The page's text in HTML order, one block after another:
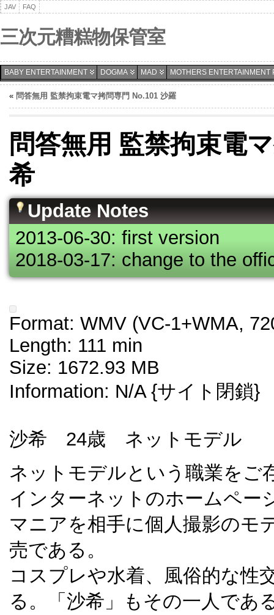
JAV FAQ
三次元糟糕物保管室
BABY ENTERTAINMENT DOGMA MAD MOTHERS ENTERTAINMENT
« 問答無用 監禁拘束電マ拷問専門 No.101 沙羅
問答無用 監禁拘束電
希
Update Notes
2013-06-30: first version
2018-03-17: change to the
Format: WMV (VC-1+WMA,
Length: 111 min
Size: 1672.93 MB
Information: N/A {サイト閉鎖}
沙希 24歳 ネットモデル
ネットモデルという職業をご
インターネットのホームペー
マニアを相手に個人撮影のモ
売である。
コスプレや水着、風俗的な性
る。「沙希」もその一人であ